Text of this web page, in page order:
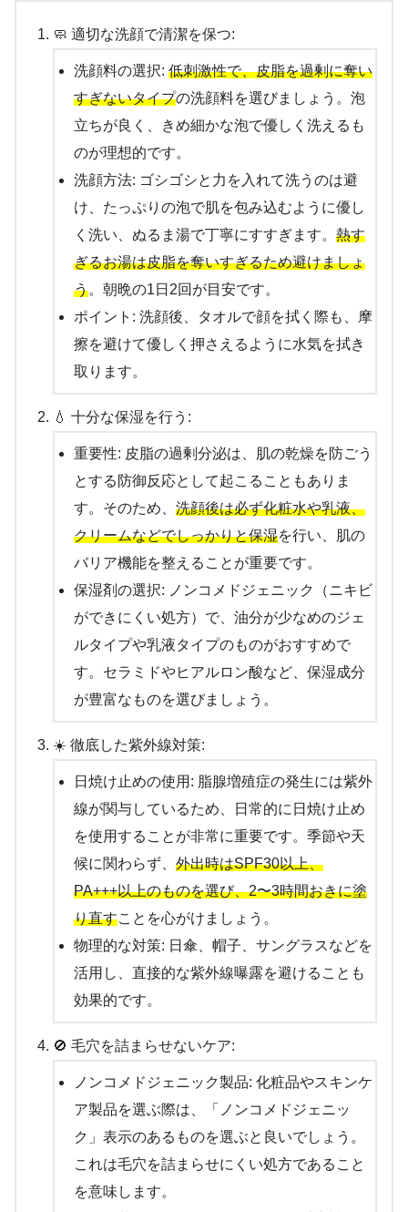
🧼 適切な洗顔で清潔を保つ:
洗顔料の選択: 低刺激性で、皮脂を過剰に奪い
すぎないタイプの洗顔料を選びましょう。泡
立ちが良く、きめ細かな泡で優しく洗えるも
のが理想的です。
洗顔方法: ゴシゴシと力を入れて洗うのは避
け、たっぷりの泡で肌を包み込むように優し
く洗い、ぬるま湯で丁寧にすすぎます。 熱す
ぎるお湯は皮脂を奪いすぎるため避けましょ
う。朝晩の1日2回が目安です。
ポイント: 洗顔後、タオルで顔を拭く際も、摩
擦を避けて優しく押さえるように水気を拭き
取ります。
💧 十分な保湿を行う:
重要性: 皮脂の過剰分泌は、肌の乾燥を防ごう
とする防御反応として起こることもありま
す。そのため、 洗顔後は必ず化粧水や乳液、
クリームなどでしっかりと保湿を行い、肌の
バリア機能を整えることが重要です。
保湿剤の選択: ノンコメドジェニック（ニキビ
ができにくい処方）で、油分が少なめのジェ
ルタイプや乳液タイプのものがおすすめで
す。セラミドやヒアルロン酸など、保湿成分
が豊富なものを選びましょう。
☀️ 徹底した紫外線対策:
日焼け止めの使用: 脂腺増殖症の発生には紫外
線が関与しているため、日常的に日焼け止め
を使用することが非常に重要です。季節や天
候に関わらず、 外出時はSPF30以上、
PA+++以上のものを選び、2〜3時間おきに塗
り直すことを心がけましょう。
物理的な対策: 日傘、帽子、サングラスなどを
活用し、直接的な紫外線曝露を避けることも
効果的です。
🚫 毛穴を詰まらせないケア:
ノンコメドジェニック製品: 化粧品やスキンケ
ア製品を選ぶ際は、「ノンコメドジェニッ
ク」表示のあるものを選ぶと良いでしょう。
これは毛穴を詰まらせにくい処方であること
を意味します。